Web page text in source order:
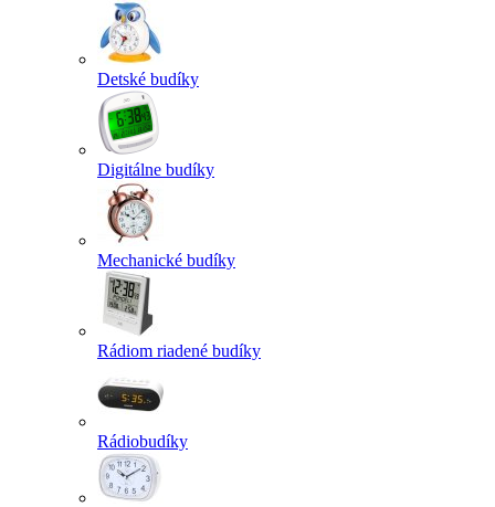
Detské budíky
Digitálne budíky
Mechanické budíky
Rádiom riadené budíky
Rádiobudíky